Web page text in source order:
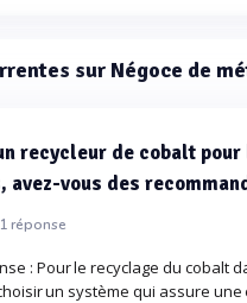
sur Négoce de
recycleur de cobalt
avez-vous des
1réponse
: Pour le recyclage du cobalt
un système qui assure